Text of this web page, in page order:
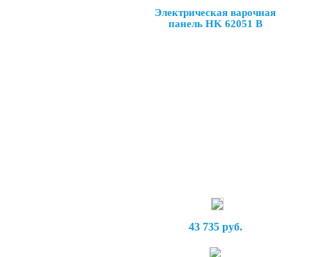
Электрическая варочная
панель HK 62051 B
43 735 руб.